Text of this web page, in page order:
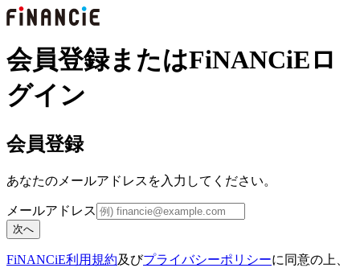
会員登録またはFiNANCiEロ
グイン
会員登録
あなたのメールアドレスを入力してください。
メールアドレス
次へ
FiNANCiE利用規約及びプライバシーポリシーに同意の上、